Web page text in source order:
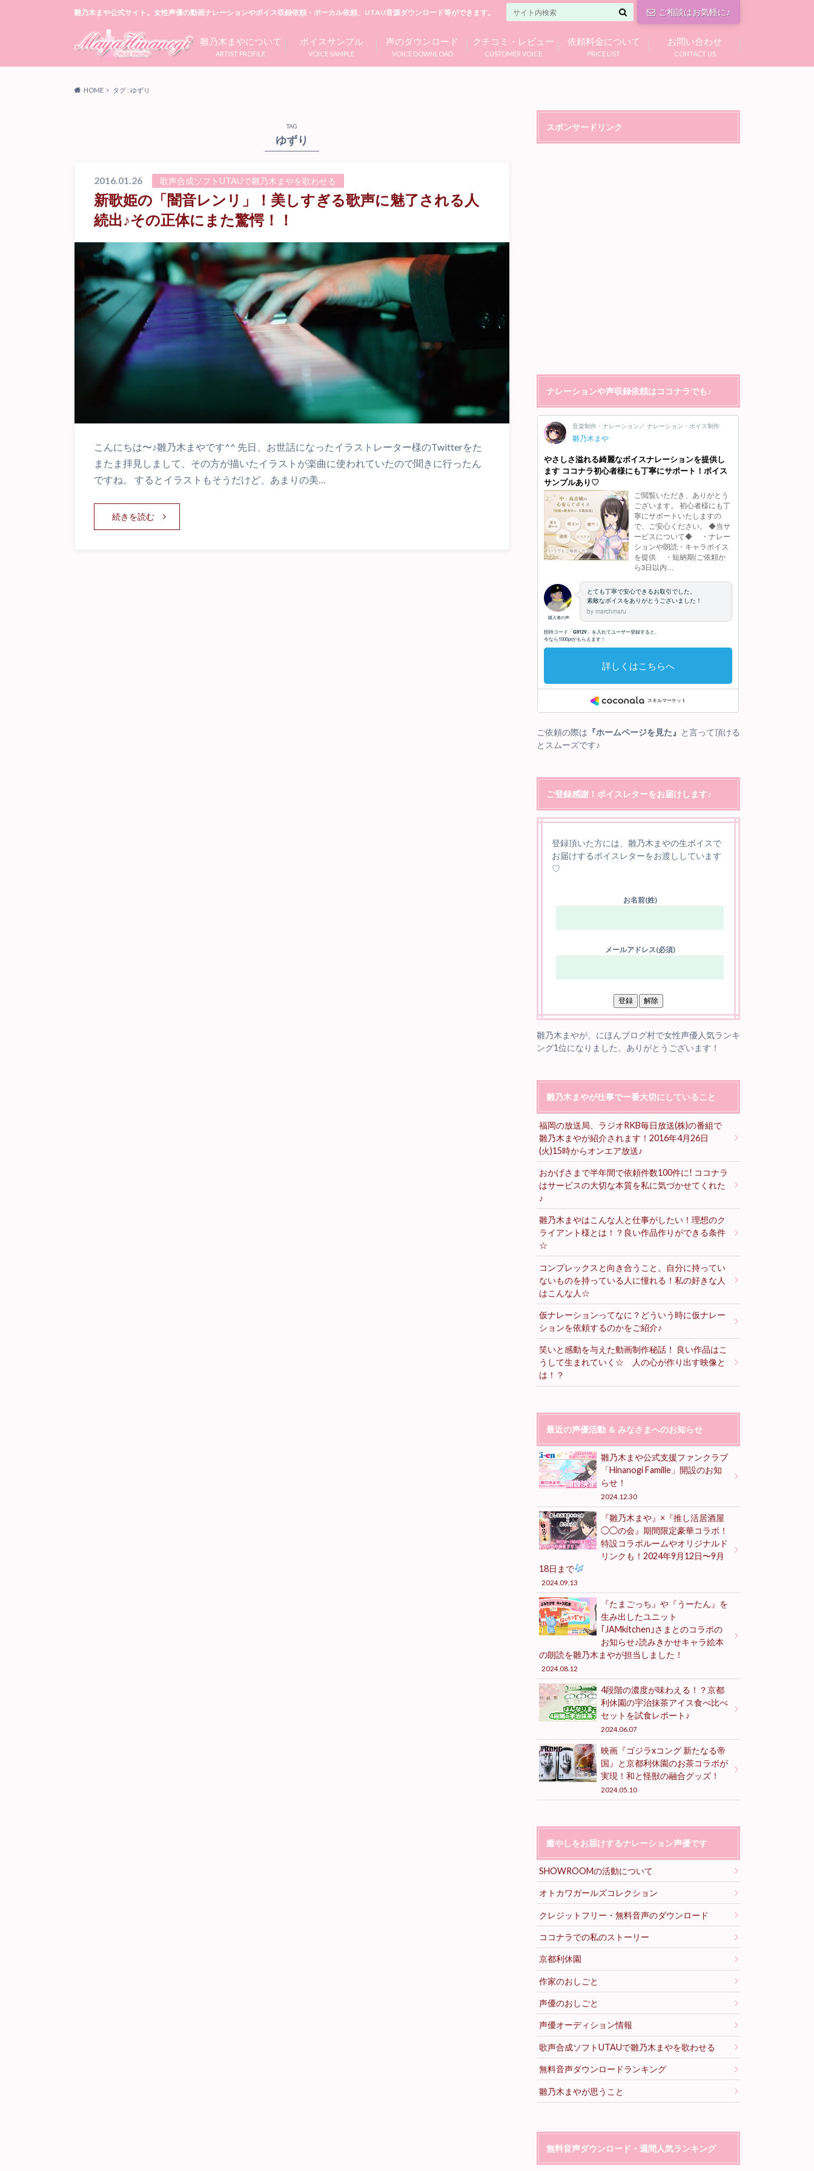
雛乃木まや公式サイト。女性声優の動画ナレーションやボイス収録依頼・ボーカル依頼、UTAU音源ダウンロード等ができます。 ご相談はお気軽に♪
ARTIST PROFILE
雛乃木まやについて
VOICE SAMPLE
ボイスサンプル
VOICE DOWNLOAD
声のダウンロード
CUSTOMER VOICE
クチコミ・レビュー
PRICE LIST
依頼料金について
CONTACT US
お問い合わせ
HOME タグ : ゆずり
TAG
ゆずり
2016.01.26 歌声合成ソフトUTAUで雛乃木まやを歌わせる
新歌姫の「闇音レンリ」！美しすぎる歌声に魅了される人
続出♪その正体にまた驚愕！！
こんにちは〜♪雛乃木まやです^^ 先日、お世話になったイラストレーター様のTwitterをた
またま拝見しまして、その方が描いたイラストが楽曲に使われていたので聞きに行ったん
ですね。 するとイラストもそうだけど、あまりの美…
続きを読む
スポンサードリンク
ナレーションや声収録依頼はココナラでも♪
ご依頼の際は 『ホームページを見た』 と言って頂ける
とスムーズです♪
ご登録感謝！ボイスレターをお届けします♪
登録頂いた方には、雛乃木まやの生ボイスで
お届けするボイスレターをお渡ししています
♡
お名前(姓)
メールアドレス(必須)
雛乃木まやが、にほんブログ村で女性声優人気ランキ
ング1位になりました。ありがとうございます！
雛乃木まやが仕事で一番大切にしていること
福岡の放送局、ラジオRKB毎日放送(株)の番組で
雛乃木まやが紹介されます！2016年4月26日
(火)15時からオンエア放送♪
おかげさまで半年間で依頼件数100件に! ココナラ
はサービスの大切な本質を私に気づかせてくれた
♪
雛乃木まやはこんな人と仕事がしたい！理想のク
ライアント様とは！？良い作品作りができる条件
☆
コンプレックスと向き合うこと。自分に持ってい
ないものを持っている人に憧れる！私の好きな人
はこんな人☆
仮ナレーションってなに？どういう時に仮ナレー
ションを依頼するのかをご紹介♪
笑いと感動を与えた動画制作秘話！ 良い作品はこ
うして生まれていく☆ 人の心が作り出す映像と
は！？
最近の声優活動 ＆ みなさまへのお知らせ
雛乃木まや公式支援ファンクラブ
「Hinanogi Famille」開設のお知
らせ！
2024.12.30
『雛乃木まや』×『推し活居酒屋
◯◯の会』期間限定豪華コラボ！
特設コラボルームやオリジナルド
リンクも！2024年9月12日〜9月
18日まで
2024.09.13
『たまごっち』や『うーたん』を
生み出したユニット
｢JAMkitchen｣さまとのコラボの
お知らせ♪読みきかせキャラ絵本
の朗読を雛乃木まやが担当しました！
2024.08.12
4段階の濃度が味わえる！？京都
利休園の宇治抹茶アイス食べ比べ
セットを試食レポート♪
2024.06.07
映画『ゴジラxコング 新たなる帝
国』と京都利休園のお茶コラボが
実現！和と怪獣の融合グッズ！
2024.05.10
癒やしをお届けするナレーション声優です
SHOWROOMの活動について
オトカワガールズコレクション
クレジットフリー・無料音声のダウンロード
ココナラでの私のストーリー
京都利休園
作家のおしごと
声優のおしごと
声優オーディション情報
歌声合成ソフトUTAUで雛乃木まやを歌わせる
無料音声ダウンロードランキング
雛乃木まやが思うこと
無料音声ダウンロード・週間人気ランキング